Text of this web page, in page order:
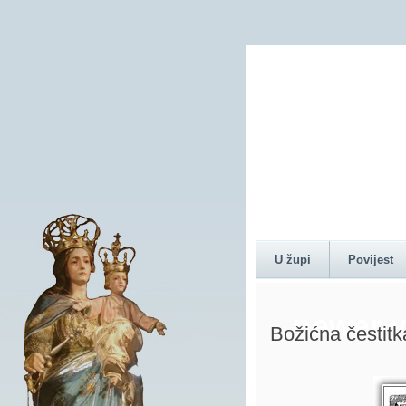
newer
U župi Povijest
Božićna